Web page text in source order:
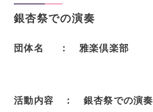
銀杏祭での演奏
団体名 ： 雅楽倶楽部
活動内容 ： 銀杏祭での演奏